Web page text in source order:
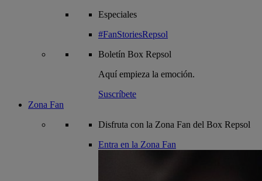
Especiales
#FanStoriesRepsol
Boletín Box Repsol
Aquí empieza la emoción.
Suscríbete
Zona Fan
Disfruta con la Zona Fan del Box Repsol
Entra en la Zona Fan